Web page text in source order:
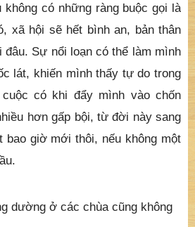
không có những ràng buộc gọi là
xã hội sẽ hết bình an, bản thân
đâu. Sự nổi loạn có thể làm mình
lát, khiến mình thấy tự do trong
có khi đẩy mình vào chốn
hơn gấp bội, từ đời này sang
bao giờ mới thôi, nếu không một
đầu.
dường ở các chùa cũng không